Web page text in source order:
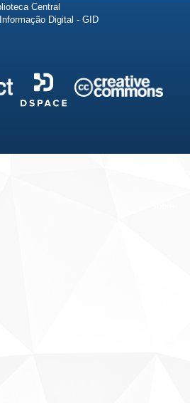
Central
Digital - GID